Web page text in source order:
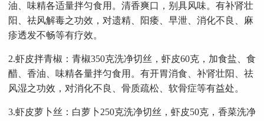
油、味精各适量拌匀食用。清香爽口，别具风味。有补肾壮
阳、祛风解毒之功效，对遗精、阳痿、早泄、消化不良、麻
疹透发不畅等有疗效。
2.虾皮拌青椒：青椒350克洗净切丝，虾皮60克，加食盐、食
醋、香油、味精各量拌匀食用。有开胃消食、补肾壮阳、祛
风湿之功效，对消化不良、骨质疏松、软骨症等有益处。
3.虾皮萝卜丝：白萝卜250克洗净切丝，虾皮50克，香菜洗净